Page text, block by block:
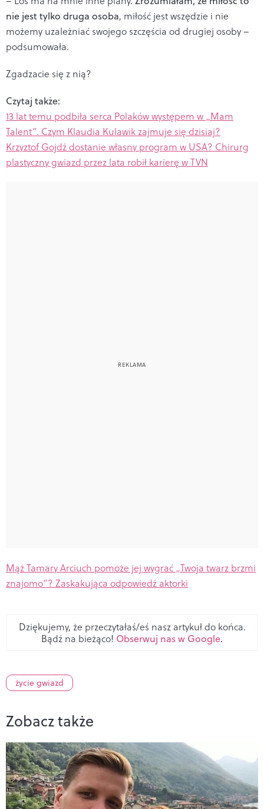
nie jest tylko druga osoba, miłość jest wszędzie i nie
możemy uzależniać swojego szczęścia od drugiej osoby –
podsumowała.
Zgadzacie się z nią?
Czytaj także:
13 lat temu podbiła serca Polaków występem w „Mam
Talent”. Czym Klaudia Kulawik zajmuje się dzisiaj?
Krzyztof Gojdź dostanie własny program w USA? Chirurg
plastyczny gwiazd przez lata robił karierę w TVN
Mąż Tamary Arciuch pomoże jej wygrać „Twoja twarz brzmi
znajomo”? Zaskakująca odpowiedź aktorki
Dziękujemy, że przeczytałaś/eś nasz artykuł do końca.
Bądź na bieżąco! Obserwuj nas w Google.
życie gwiazd
Zobacz także